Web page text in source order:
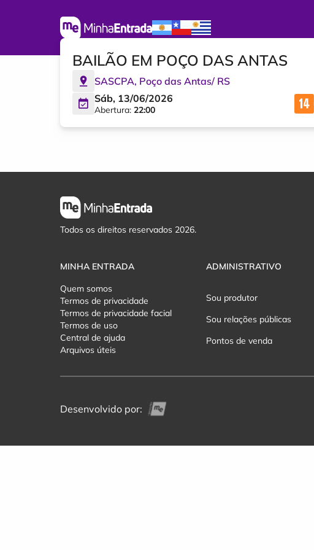
BAILÃO EM POÇO DAS ANTAS
SASCPA, Poço das Antas/ RS
Sáb, 13/06/2026
Abertura: 22:00
Todos os direitos reservados 2026.
MINHA ENTRADA
Quem somos
Termos de privacidade
Termos de privacidade facial
Termos de uso
Central de ajuda
Arquivos úteis
ADMINISTRATIVO
Sou produtor
Sou relações públicas
Pontos de venda
Desenvolvido por: